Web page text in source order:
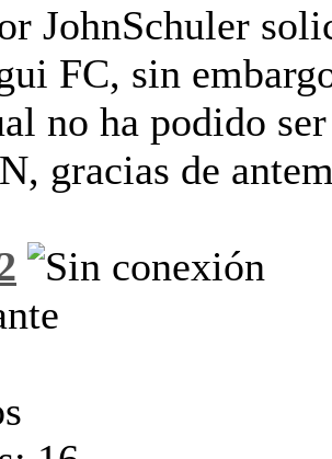
JohnSchuler
FC, sin
no ha podido
gracias de